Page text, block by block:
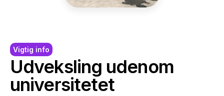
Vigtig info
Udveksling udenom
universitetet